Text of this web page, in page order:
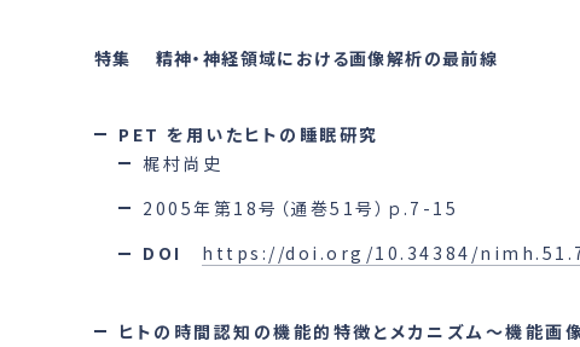
特集 精神・神経領域における画像解析の最前線
PET を用いたヒトの睡眠研究
梶村尚史
2005年第18号（通巻51号）ｐ.7-15
DOI https://doi.org/10.34384/
ヒトの時間認知の機能的特徴とメカニズム～機能画